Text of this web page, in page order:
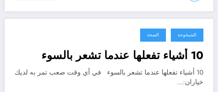
أكتوبر 10, 2021
الشيخوخة الصحة
10 أشياء تفعلها عندما تشعر بالسوء
10 أشياء تفعلها عندما تشعر بالسوء في أي وقت صعب تمر به لديك
خياران:…